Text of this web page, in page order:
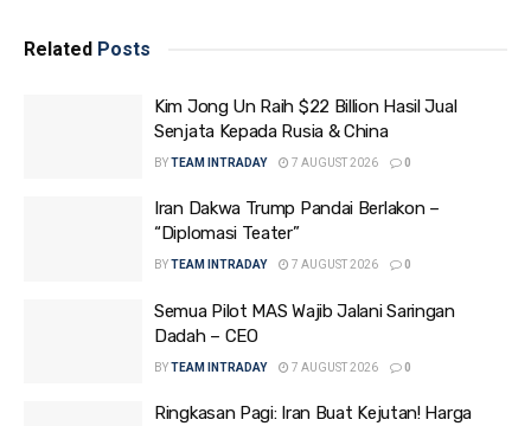
Related Posts
Kim Jong Un Raih $22 Billion Hasil Jual
Senjata Kepada Rusia & China
BYTEAM INTRADAY 7 AUGUST 2026 0
Iran Dakwa Trump Pandai Berlakon –
“Diplomasi Teater”
BYTEAM INTRADAY 7 AUGUST 2026 0
Semua Pilot MAS Wajib Jalani Saringan
Dadah – CEO
BYTEAM INTRADAY 7 AUGUST 2026 0
Ringkasan Pagi: Iran Buat Kejutan! Harga